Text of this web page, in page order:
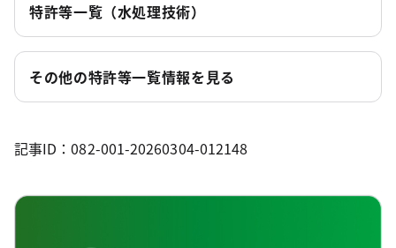
特許等一覧（水処理技術）
その他の特許等一覧情報を見る
記事ID：082-001-20260304-012148